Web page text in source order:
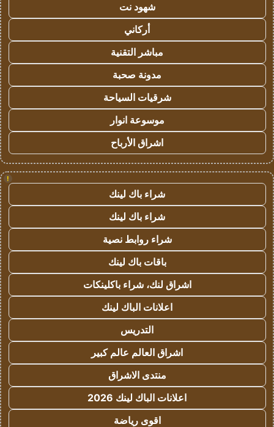
شهود نت
أركاني
مباشر التقنية
مدونة صحبة
شرقيات السياحة
موسوعة انوار
اشراق الأرباح
!
شراء باك لينك
شراء باك لينك
شراء روابط نصية
باقات باك لينك
اشراق لنك، شراء باكلينكات
اعلانات الباك لينك
التدريس
اشراق العالم عالم كبير
منتدى الاشراق
اعلانات الباك لينك 2026
اقوى رياضة